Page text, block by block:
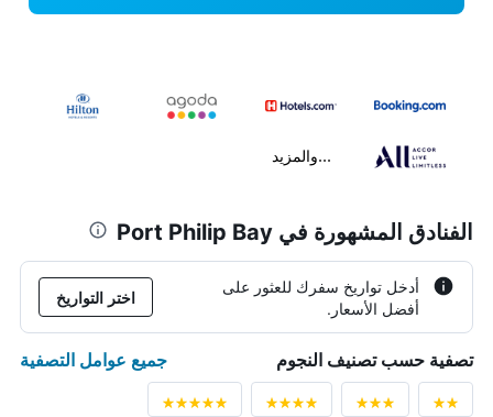
...والمزيد
الفنادق المشهورة في Port Philip Bay
أدخل تواريخ سفرك للعثور على
أفضل الأسعار.
اختر التواريخ
تصفية حسب تصنيف النجوم جميع عوامل التصفية